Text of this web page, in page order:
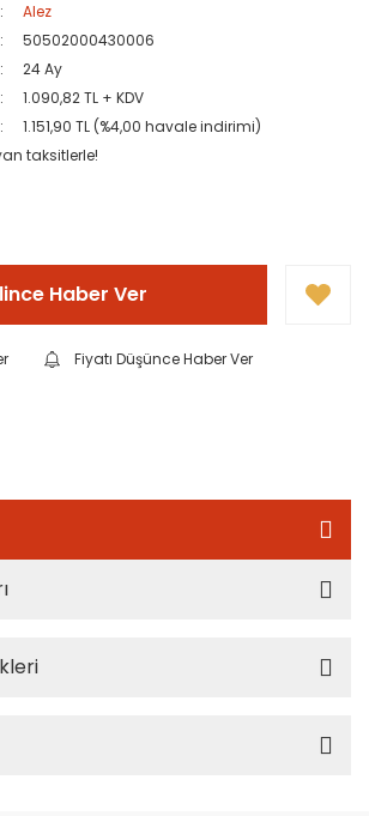
Alez
50502000430006
24 Ay
1.090,82 TL + KDV
1.151,90 TL (%4,00 havale indirimi)
taksitlerle!
Haber Ver
Fiyatı Düşünce Haber Ver